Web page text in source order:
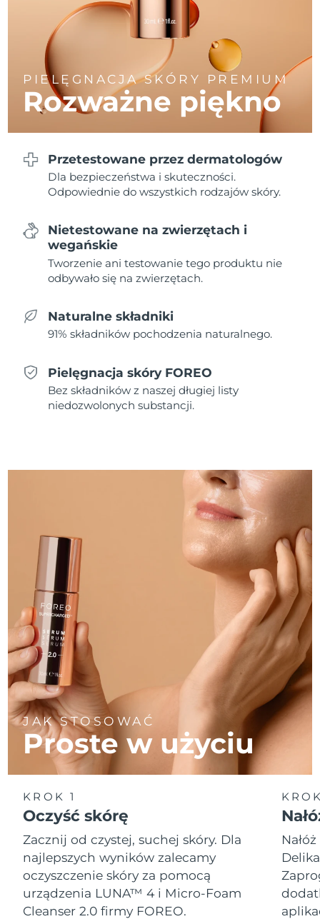
PIELĘGNACJA SKÓRY PREMIUM
Rozważne piękno
Przetestowane przez dermatologów
Dla bezpieczeństwa i skuteczności.
Odpowiednie do wszystkich rodzajów skóry.
Nietestowane na zwierzętach i
wegańskie
Tworzenie ani testowanie tego produktu nie
odbywało się na zwierzętach.
Naturalne składniki
91% składników pochodzenia naturalnego.
Pielęgnacja skóry FOREO
Bez składników z naszej długiej listy
niedozwolonych substancji.
JAK STOSOWAĆ
Proste w użyciu
KROK 1
Oczyść skórę
Zacznij od czystej, suchej skóry. Dla
najlepszych wyników zalecamy
oczyszczenie skóry za pomocą
urządzenia LUNA™ 4 i Micro-Foam
Cleanser 2.0 firmy FOREO.
Oczekiwany czas dostawy
Litwa
Oczekiwany czas dostawy
Luksemburg
Oczekiwany czas dostawy
8/9/26
Oczekiwany czas dostawy
Malezja
Oczekiwany czas dostawy
8/12/26
Malta
Meksyk
Oczekiwany czas dostawy
Monako
Nowa Zelandia
Oczekiwany czas dostawy
Oczekiwany czas dostawy
8/12/26
Oczekiwany czas dostawy
8/12/26
Polska
Oczekiwany czas dostawy
8/10/26
Portugalia
Oczekiwany czas dostawy
8/9/26
Portoryko
Oczekiwany czas dostawy
8/11/26
Katar
Oczekiwany czas dostawy
8/10/26
Reunion
Oczekiwany czas dostawy
8/14/26
Oczekiwany czas dostawy
Rosja
Oczekiwany czas dostawy
Arabia Saudyjska
Oczekiwany czas dostawy
8/10/26
Singapur
Oczekiwany czas dostawy
8/11/26